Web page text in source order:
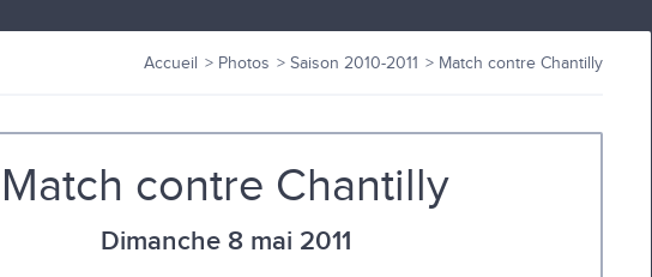
Accueil Photos Saison 2010-2011 Match contre Chantilly
Match contre Chantilly
Dimanche 8 mai 2011